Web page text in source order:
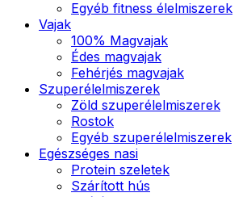
Egyéb fitness élelmiszerek
Vajak
100% Magvajak
Édes magvajak
Fehérjés magvajak
Szuperélelmiszerek
Zöld szuperélelmiszerek
Rostok
Egyéb szuperélelmiszerek
Egészséges nasi
Protein szeletek
Szárított hús